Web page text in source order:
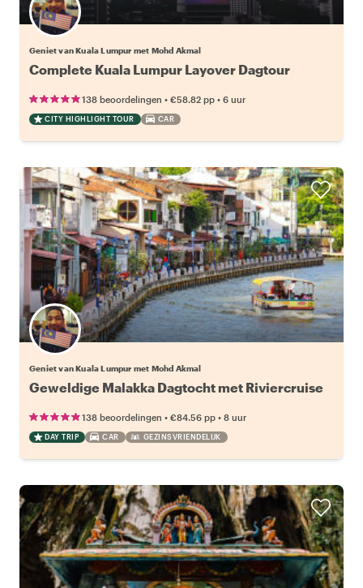
Geniet van Kuala Lumpur met Mohd Akmal
Complete Kuala Lumpur Layover Dagtour
138 beoordelingen • €58.82 pp • 6 uur
CITY HIGHLIGHT TOUR CAR
Geniet van Kuala Lumpur met Mohd Akmal
Geweldige Malakka Dagtocht met Riviercruise
138 beoordelingen • €84.56 pp • 8 uur
DAY TRIP CAR GEZINSVRIENDELIJK